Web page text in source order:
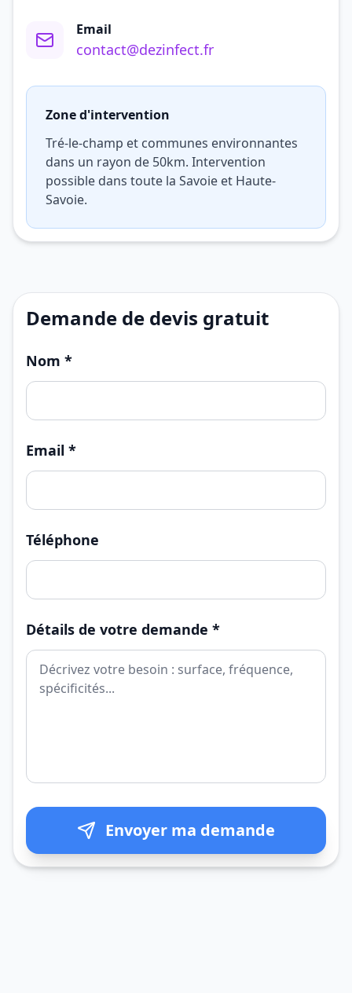
Email
contact@dezinfect.fr
Zone d'intervention
Tré-le-champ et communes environnantes
dans un rayon de 50km. Intervention
possible dans toute la Savoie et Haute-
Savoie.
Demande de devis gratuit
Nom *
Email *
Téléphone
Détails de votre demande *
Envoyer ma demande